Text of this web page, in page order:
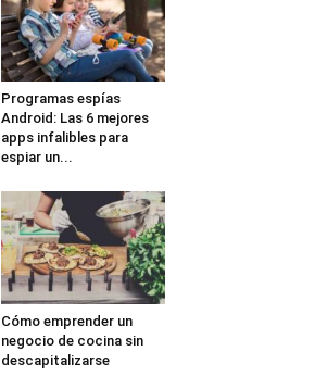
Programas espías
Android: Las 6 mejores
apps infalibles para
espiar un...
Cómo emprender un
negocio de cocina sin
descapitalizarse